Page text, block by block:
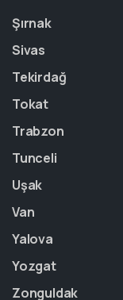
Şırnak
Sivas
Tekirdağ
Tokat
Trabzon
Tunceli
Uşak
Van
Yalova
Yozgat
Zonguldak